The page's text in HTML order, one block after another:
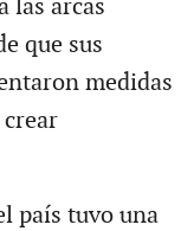
las arcas
que sus
medidas
país tuvo una